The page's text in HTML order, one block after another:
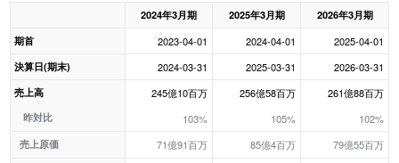
2024年3月期 2025年3月期
2026年3月期
期首
2023-04-01 2024-04-01 2025-04-01
決算日(期末) 2024-03-31 2025-03-31 2026-03-31
売上高
昨対比
245億10百万
103%
256億58百万
105%
261億88百万
102%
売上原価 71億91百万 85億4百万 79億55百万